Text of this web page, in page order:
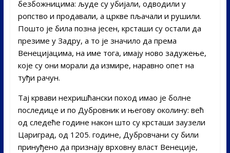
безбожницима: људе су убијали, одводили у
ропство и продавали, а цркве пљачали и рушили.
Пошто је била позна јесен, крсташи су остали да
презиме у Задру, а то је значило да према
Венецијацима, на име тога, имају ново задужење,
које су они морали да измире, наравно опет на
туђи рачун.
Тај крвави нехришћански поход имао је болне
последице и по Дубровник и његову околину: већ
од следеће године након што су крсташи заузели
Цариград, од 1205. године, Дубровчани су били
принуђено да признају врховну власт Венеције,